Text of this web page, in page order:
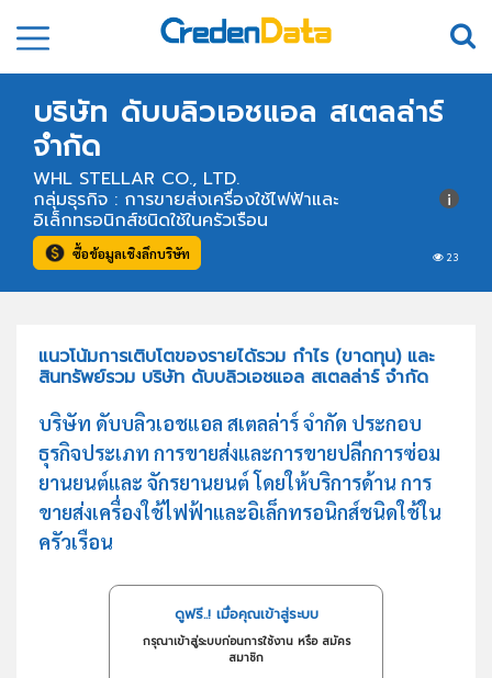
บริษัท ดับบลิวเอชแอล สเตลล่าร์
จำกัด
WHL STELLAR CO., LTD.
23
กลุ่มธุรกิจ : การขายส่งเครื่องใช้ไฟฟ้าและ
อิเล็กทรอนิกส์ชนิดใช้ในครัวเรือน
ซื้อข้อมูลเชิงลึกบริษัท
แนวโน้มการเติบโตของรายได้รวม กำไร (ขาดทุน) และ
สินทรัพย์รวม บริษัท ดับบลิวเอชแอล สเตลล่าร์ จำกัด
บริษัท ดับบลิวเอชแอล สเตลล่าร์ จำกัด ประกอบ
ธุรกิจประเภท การขายส่งและการขายปลีกการซ่อม
ยานยนต์และ จักรยานยนต์ โดยให้บริการด้าน การ
ขายส่งเครื่องใช้ไฟฟ้าและอิเล็กทรอนิกส์ชนิดใช้ใน
ครัวเรือน
ดูฟรี..! เมื่อคุณเข้าสู่ระบบ
กรุณาเข้าสู่ระบบก่อนการใช้งาน หรือ สมัคร
สมาชิก